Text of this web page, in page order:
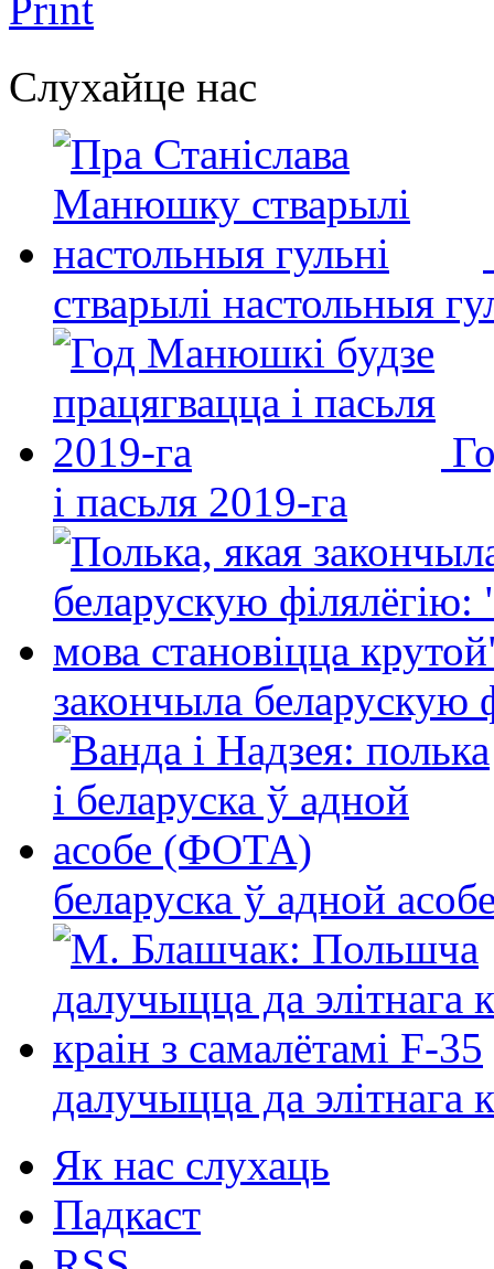
Слухайце нас
стварылі настольныя
і пасьля 2019-га
закончыла беларускую
беларуска ў адной
далучыцца да элітнага
Як нас слухаць
Падкаст